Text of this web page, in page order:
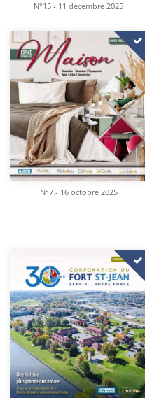
N°15 - 11 décembre 2025
N°7 - 16 octobre 2025